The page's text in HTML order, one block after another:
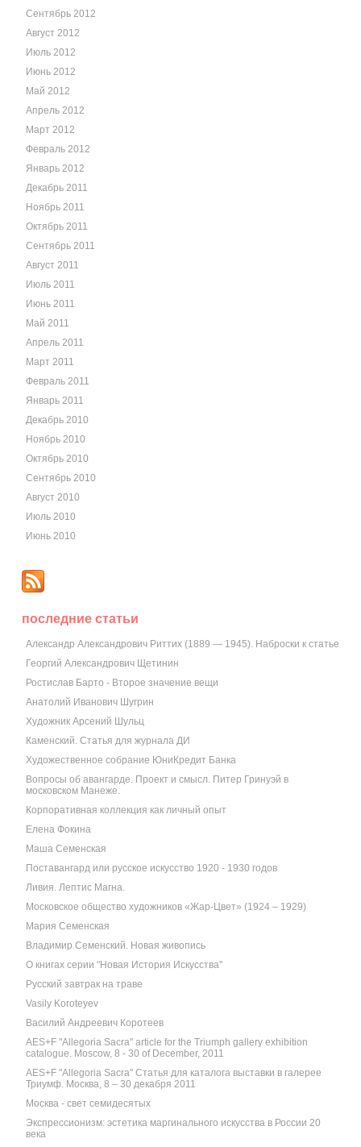
Сентябрь 2012
Август 2012
Июль 2012
Июнь 2012
Май 2012
Апрель 2012
Март 2012
Февраль 2012
Январь 2012
Декабрь 2011
Ноябрь 2011
Октябрь 2011
Сентябрь 2011
Август 2011
Июль 2011
Июнь 2011
Май 2011
Апрель 2011
Март 2011
Февраль 2011
Январь 2011
Декабрь 2010
Ноябрь 2010
Октябрь 2010
Сентябрь 2010
Август 2010
Июль 2010
Июнь 2010
последние статьи
Александр Александрович Риттих (1889 — 1945). Наброски к статье
Георгий Александрович Щетинин
Ростислав Барто - Второе значение вещи
Анатолий Иванович Шугрин
Художник Арсений Шульц
Каменский. Статья для журнала ДИ
Художественное собрание ЮниКредит Банка
Вопросы об авангарде. Проект и смысл. Питер Гринуэй в
московском Манеже.
Корпоративная коллекция как личный опыт
Елена Фокина
Маша Семенская
Поставангард или русское искусство 1920 - 1930 годов
Ливия. Лептис Магна.
Московское общество художников «Жар-Цвет» (1924 – 1929)
Мария Семенская
Владимир Семенский. Новая живопись
О книгах серии "Новая История Искусства"
Русский завтрак на траве
Vasily Koroteyev
Василий Андреевич Коротеев
AES+F "Allegoria Sacra" article for the Triumph gallery exhibition
catalogue. Moscow, 8 - 30 of December, 2011
AES+F "Allegoria Sacra" Статья для каталога выставки в галерее
Триумф. Москва, 8 – 30 декабря 2011
Москва - свет семидесятых
Экспрессионизм: эстетика маргинального искусства в России 20
века